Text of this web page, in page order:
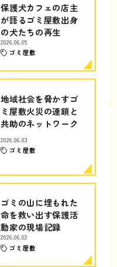
保護犬カフェの店主
が語るゴミ屋敷出身
の犬たちの再生
2026.06.05
ゴミ屋敷
地域社会を脅かすゴ
ミ屋敷火災の連鎖と
共助のネットワーク
2026.06.03
ゴミ屋敷
ゴミの山に埋もれた
命を救い出す保護活
動家の現場記録
2026.06.02
ゴミ屋敷